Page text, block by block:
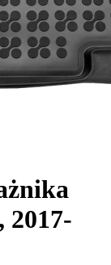
2017-